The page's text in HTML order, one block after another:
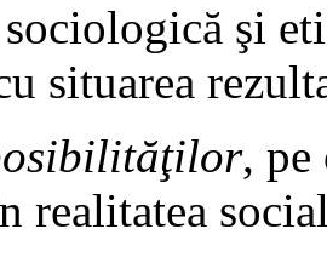
sociologică şi
situarea
, pe
realitatea